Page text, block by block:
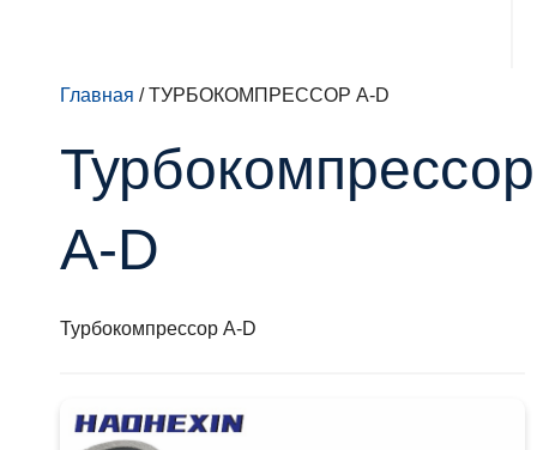
Главная / ТУРБОКОМПРЕССОР A-D
Турбокомпрессор
A-D
Турбокомпрессор A-D